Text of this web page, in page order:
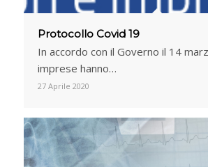
Protocollo Covid 19
In accordo con il Governo il 14
imprese hanno…
27 Aprile 2020